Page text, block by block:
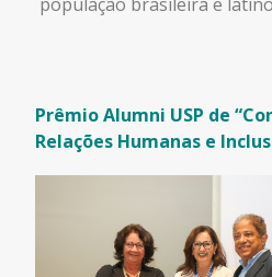
Prêmio Alumni USP de
Relações Humanas e